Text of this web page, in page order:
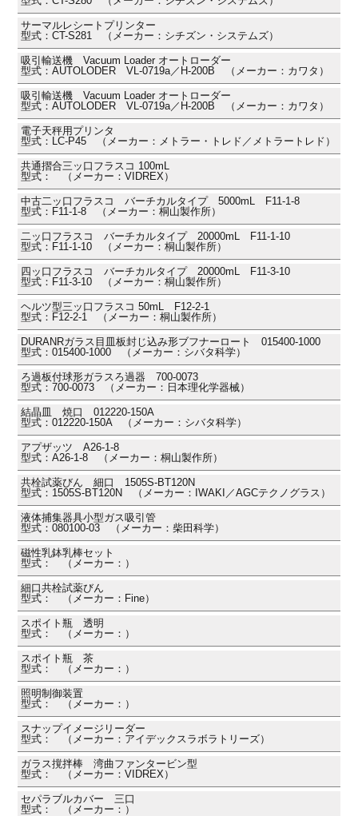
サーマルレシートプリンター
型式：CT-S281 （メーカー：シチズン・システムズ）
吸引輸送機 Vacuum Loader オートローダー
型式：AUTOLODER VL-0719a／H-200B （メーカー：カワタ）
吸引輸送機 Vacuum Loader オートローダー
型式：AUTOLODER VL-0719a／H-200B （メーカー：カワタ）
電子天秤用プリンタ
型式：LC-P45 （メーカー：メトラー・トレド／メトラートレド）
共通摺合三ッ口フラスコ 100mL
型式： （メーカー：VIDREX）
中古二ッ口フラスコ バーチカルタイプ 5000mL F11-1-8
型式：F11-1-8 （メーカー：桐山製作所）
二ッ口フラスコ バーチカルタイプ 20000mL F11-1-10
型式：F11-1-10 （メーカー：桐山製作所）
四ッ口フラスコ バーチカルタイプ 20000mL F11-3-10
型式：F11-3-10 （メーカー：桐山製作所）
ヘルツ型三ッ口フラスコ 50mL F12-2-1
型式：F12-2-1 （メーカー：桐山製作所）
DURANRガラス目皿板封じ込み形ブフナーロート 015400-1000
型式：015400-1000 （メーカー：シバタ科学）
ろ過板付球形ガラスろ過器 700-0073
型式：700-0073 （メーカー：日本理化学器械）
結晶皿 焼口 012220-150A
型式：012220-150A （メーカー：シバタ科学）
アプザッツ A26-1-8
型式：A26-1-8 （メーカー：桐山製作所）
共栓試薬びん 細口 1505S-BT120N
型式：1505S-BT120N （メーカー：IWAKI／AGCテクノグラス）
液体捕集器具小型ガス吸引管
型式：080100-03 （メーカー：柴田科学）
磁性乳鉢乳棒セット
型式： （メーカー：）
細口共栓試薬びん
型式： （メーカー：Fine）
スポイト瓶 透明
型式： （メーカー：）
スポイト瓶 茶
型式： （メーカー：）
照明制御装置
型式： （メーカー：）
スナップイメージリーダー
型式： （メーカー：アイデックスラボラトリーズ）
ガラス撹拌棒 湾曲ファンタービン型
型式： （メーカー：VIDREX）
セパラブルカバー 三口
型式： （メーカー：）